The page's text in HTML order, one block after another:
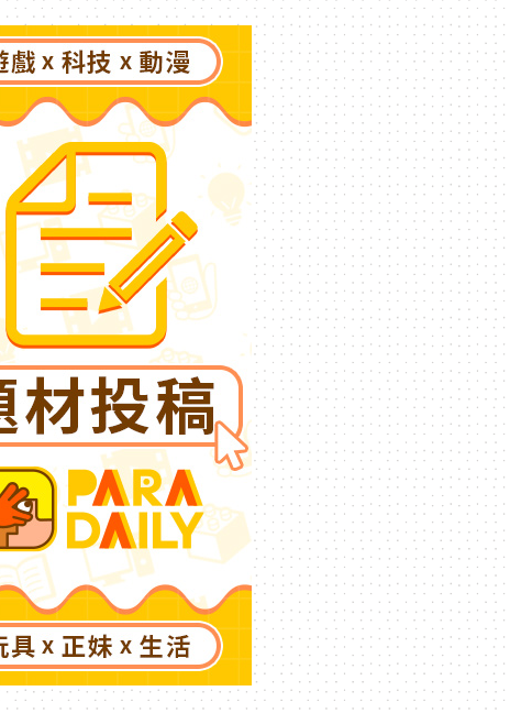
言：序曲》完整體驗克拉特城
（Krat）沒落前後的壯闊篇章